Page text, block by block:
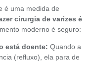
é uma medida de
cirurgia de varizes é
moderno é seguro:
está doente: Quando a
(refluxo), ela para de